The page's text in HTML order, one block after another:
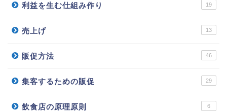
利益を生む仕組み作り 19
売上げ 13
販促方法 46
集客するための販促 29
飲食店の原理原則 6